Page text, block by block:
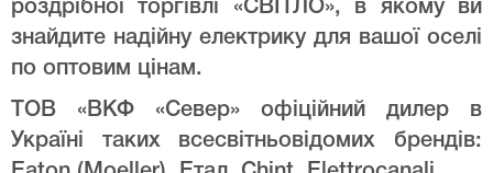
роздрібної торгівлі «СВІТЛО», в якому ви
знайдите надійну електрику для вашої оселі
по оптовим цінам.
ТОВ «ВКФ «Север» офіційний дилер в
Україні таких всесвітньовідомих брендів: